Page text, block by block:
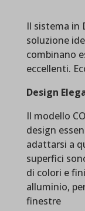
Il sistema in
soluzione
combinano
eccellenti.
Design
Il modello
design
adattarsi a
superfici
di colori e
alluminio,
finestre